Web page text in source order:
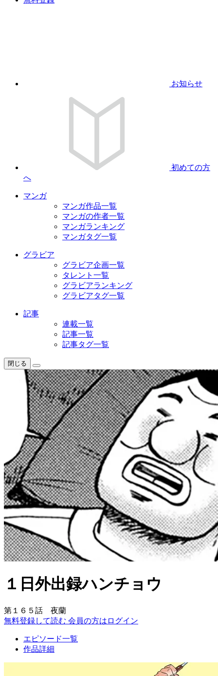
お知らせ
初めての方
へ
マンガ
マンガ作品一覧
マンガの作者一覧
マンガランキング
マンガタグ一覧
グラビア
グラビア企画一覧
タレント一覧
グラビアランキング
グラビアタグ一覧
記事
連載一覧
記事一覧
記事タグ一覧
閉じる
１日外出録ハンチョウ
第１６５話 夜蘭
無料登録して読む 会員の方はログイン
エピソード一覧
作品詳細